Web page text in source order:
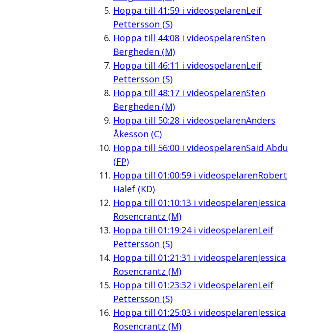
Hoppa till 41:59i videospelarenLeif
Pettersson (S)
Hoppa till 44:08i videospelarenSten
Bergheden (M)
Hoppa till 46:11 i videospelarenLeif
Pettersson (S)
Hoppa till 48:17i videospelarenSten
Bergheden (M)
Hoppa till 50:28i videospelarenAnders
Åkesson (C)
Hoppa till 56:00i videospelarenSaid Abdu
(FP)
Hoppa till 01:00:59i videospelarenRobert
Halef (KD)
Hoppa till 01:10:13 i videospelarenJessica
Rosencrantz (M)
Hoppa till 01:19:24i videospelarenLeif
Pettersson (S)
Hoppa till 01:21:31 i videospelarenJessica
Rosencrantz (M)
Hoppa till 01:23:32 i videospelarenLeif
Pettersson (S)
Hoppa till 01:25:03 i videospelarenJessica
Rosencrantz (M)